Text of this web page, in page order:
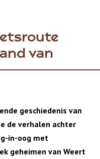
van
geschiedenis van
de verhalen achter
in-oog met
geheimen van Weert